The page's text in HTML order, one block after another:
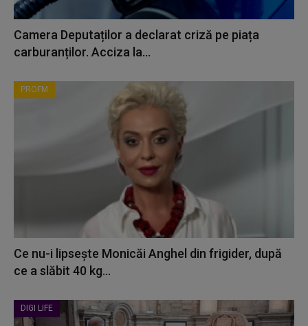
Camera Deputaților a declarat criză pe piața
carburanților. Acciza la...
PROFM
Ce nu-i lipsește Monicăi Anghel din frigider, după
ce a slăbit 40 kg...
DIGI LIFE